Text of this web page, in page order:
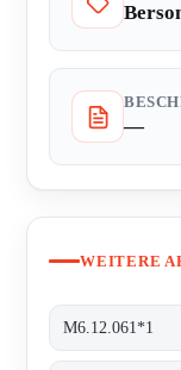
—
WEITERE
M6.12.061*1